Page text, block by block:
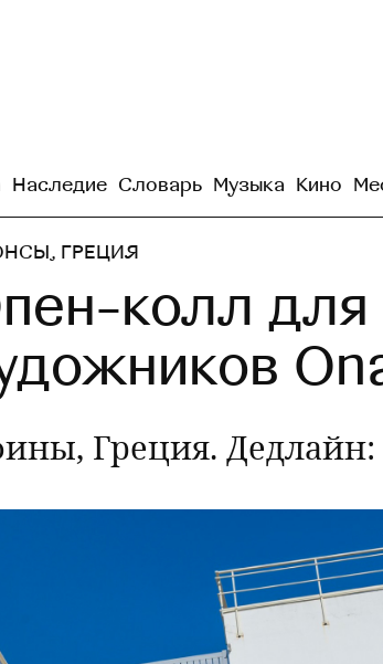
Наследие Словарь Музыка Кино
, ГРЕЦИЯ
колл для
Греция. Дедлайн: